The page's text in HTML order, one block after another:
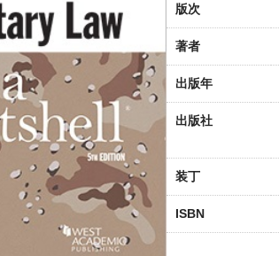
版次
著者
出版年
出版社
装丁
ISBN